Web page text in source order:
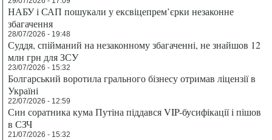
НАБУ і САП пошукали у ексвіцепрем’єрки незаконне
збагачення
28/07/2026 - 19:48
Суддя, спійманий на незаконному збагаченні, не знайшов 12
млн грн для ЗСУ
23/07/2026 - 15:32
Болгарський воротила грального бізнесу отримав ліцензії в
Україні
22/07/2026 - 12:59
Син соратника кума Путіна піддався VIP-бусифікації і пішов
в СЗЧ
21/07/2026 - 15:32